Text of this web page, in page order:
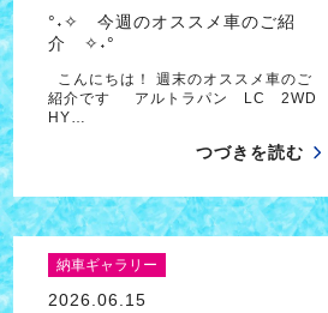
°˖✧ 今週のオススメ車のご紹
介 ✧˖°
こんにちは！ 週末のオススメ車のご
紹介です アルトラパン LC 2WD
HY…
つづきを読む
納車ギャラリー
2026.06.15